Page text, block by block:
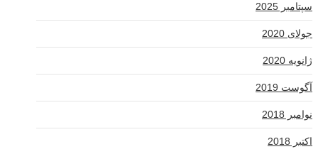
سپتامبر 2025
جولای 2020
ژانویه 2020
آگوست 2019
نوامبر 2018
اکتبر 2018